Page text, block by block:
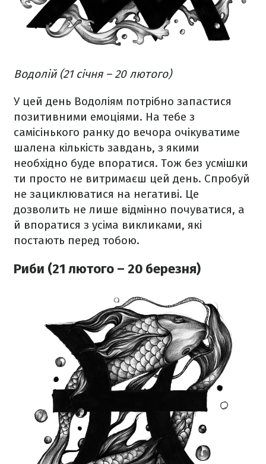
Водолій (21 січня – 20 лютого)
У цей день Водоліям потрібно запастися
позитивними емоціями. На тебе з
самісінького ранку до вечора очікуватиме
шалена кількість завдань, з якими
необхідно буде впоратися. Тож без усмішки
ти просто не витримаєш цей день. Спробуй
не зациклюватися на негативі. Це
дозволить не лише відмінно почуватися, а
й впоратися з усіма викликами, які
постають перед тобою.
Риби (21 лютого – 20 березня)